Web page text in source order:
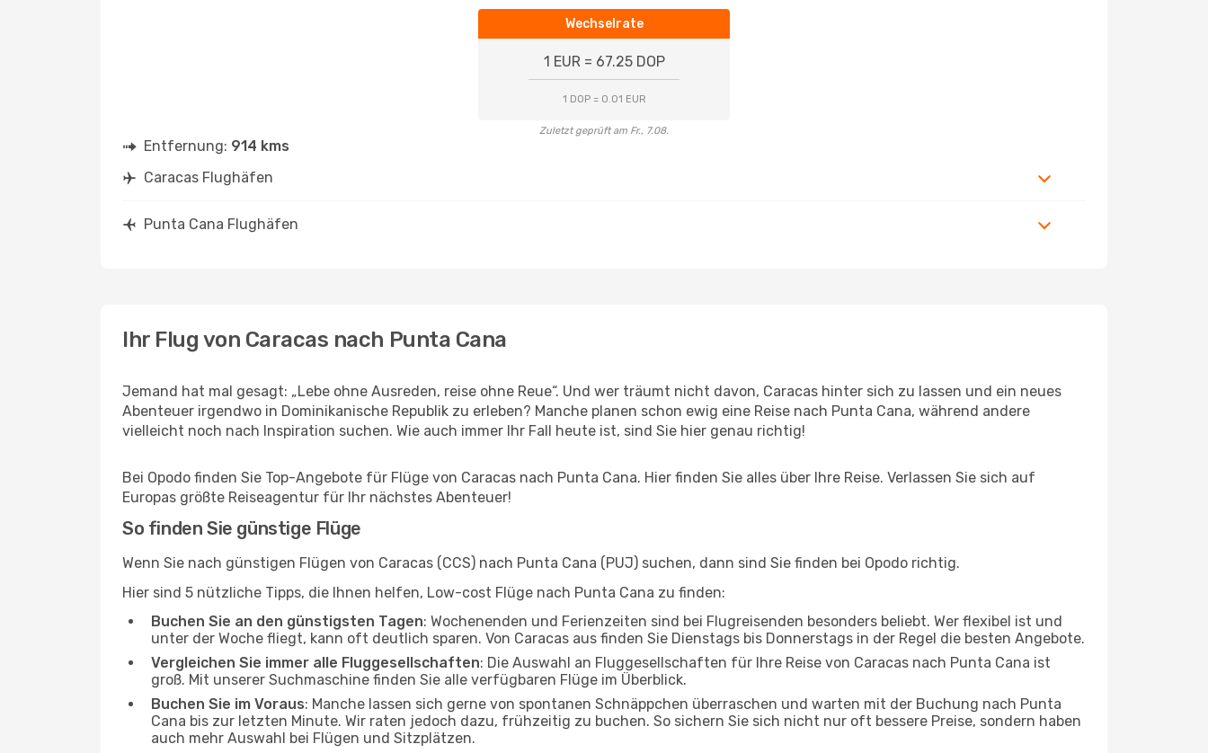
Wechselrate
1 EUR = 67.25 DOP
1 DOP = 0.01 EUR
Zuletzt geprüft am Fr., 7.08.
Entfernung: 914 kms
Caracas Flughäfen
Punta Cana Flughäfen
Ihr Flug von Caracas nach Punta Cana
Jemand hat mal gesagt: „Lebe ohne Ausreden, reise ohne Reue“. Und wer träumt nicht davon, Caracas hinter sich zu lassen und ein neues
Abenteuer irgendwo in Dominikanische Republik zu erleben? Manche planen schon ewig eine Reise nach Punta Cana, während andere
vielleicht noch nach Inspiration suchen. Wie auch immer Ihr Fall heute ist, sind Sie hier genau richtig!
Bei Opodo finden Sie Top-Angebote für Flüge von Caracas nach Punta Cana. Hier finden Sie alles über Ihre Reise. Verlassen Sie sich auf
Europas größte Reiseagentur für Ihr nächstes Abenteuer!
So finden Sie günstige Flüge
Wenn Sie nach günstigen Flügen von Caracas (CCS) nach Punta Cana (PUJ) suchen, dann sind Sie finden bei Opodo richtig.
Hier sind 5 nützliche Tipps, die Ihnen helfen, Low-cost Flüge nach Punta Cana zu finden:
Buchen Sie an den günstigsten Tagen: Wochenenden und Ferienzeiten sind bei Flugreisenden besonders beliebt. Wer flexibel ist und
unter der Woche fliegt, kann oft deutlich sparen. Von Caracas aus finden Sie Dienstags bis Donnerstags in der Regel die besten Angebote.
Vergleichen Sie immer alle Fluggesellschaften: Die Auswahl an Fluggesellschaften für Ihre Reise von Caracas nach Punta Cana ist
groß. Mit unserer Suchmaschine finden Sie alle verfügbaren Flüge im Überblick.
Buchen Sie im Voraus: Manche lassen sich gerne von spontanen Schnäppchen überraschen und warten mit der Buchung nach Punta
Cana bis zur letzten Minute. Wir raten jedoch dazu, frühzeitig zu buchen. So sichern Sie sich nicht nur oft bessere Preise, sondern haben
auch mehr Auswahl bei Flügen und Sitzplätzen.